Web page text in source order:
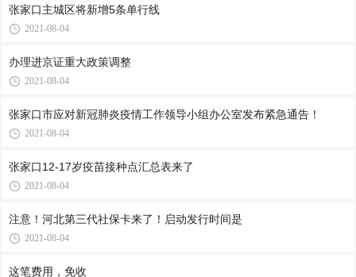
张家口主城区将新增5条单行线
2021-08-04
办理进京证重大政策调整
2021-08-04
张家口市应对新冠肺炎疫情工作领导小组办公室发布紧急通告！
2021-08-04
张家口12-17岁疫苗接种点汇总表来了
2021-08-04
注意！河北第三代社保卡来了！启动发行时间是
2021-08-04
这笔费用，免收